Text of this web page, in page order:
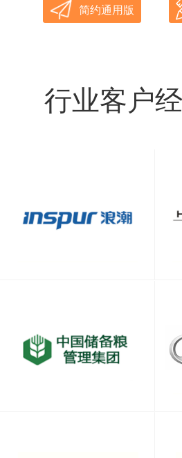
简约通用版
行业客户